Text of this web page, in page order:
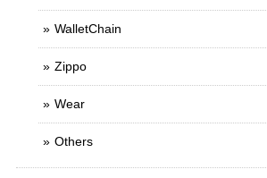
WalletChain
Zippo
Wear
Others